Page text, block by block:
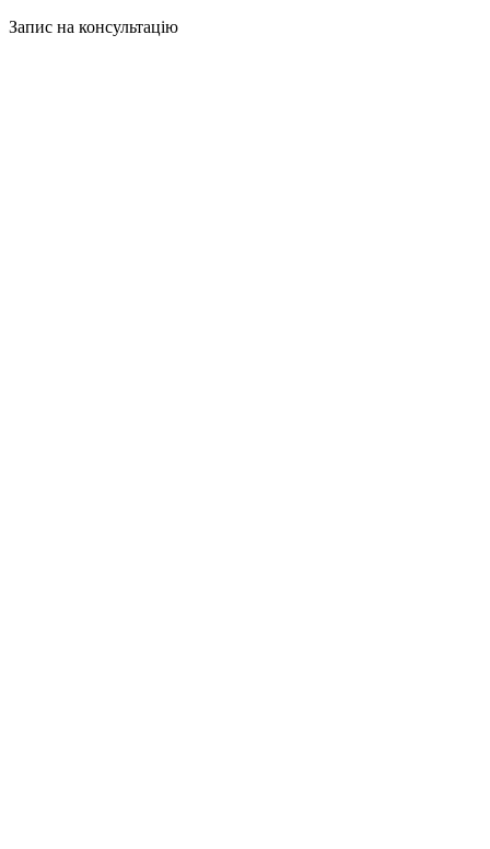
Запис на консультацію